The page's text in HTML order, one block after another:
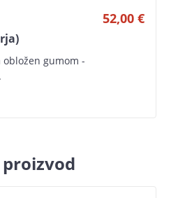
gumom -
52,00 €